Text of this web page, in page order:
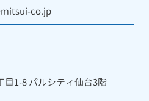
co.jp
1-8 パルシティ仙台3階